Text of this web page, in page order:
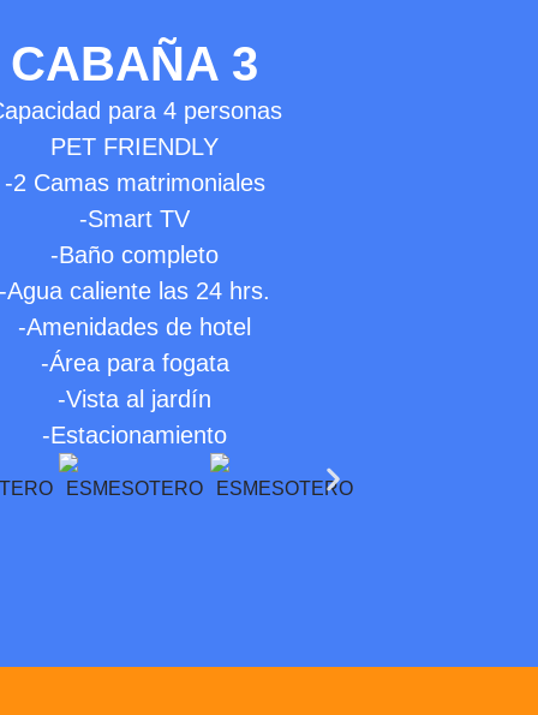
CABAÑA 3
para 4 personas
PET FRIENDLY
-2 Camas matrimoniales
-Smart TV
-Baño completo
-Agua caliente las 24 hrs.
-Amenidades de hotel
-Área para fogata
-Vista al jardín
-Estacionamiento